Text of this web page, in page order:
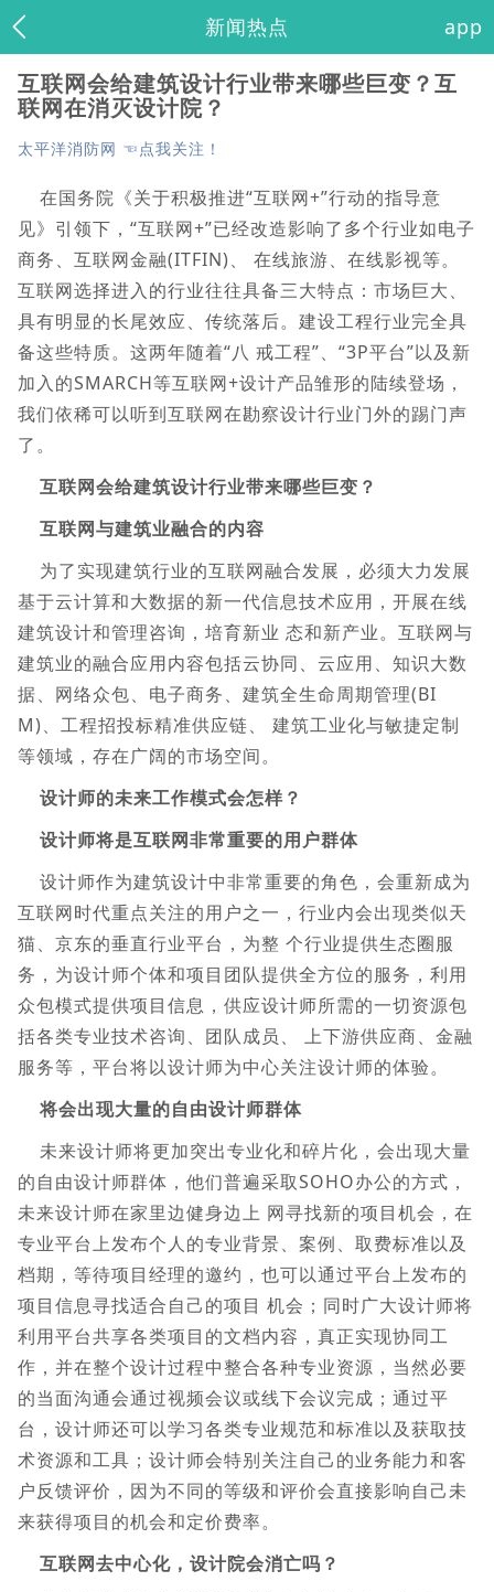
新闻热点 app
互联网会给建筑设计行业带来哪些巨变？互
联网在消灭设计院？
太平洋消防网 ☜点我关注！
在国务院《关于积极推进“互联网+”行动的指导意
见》引领下，“互联网+”已经改造影响了多个行业如电子
商务、互联网金融(ITFIN)、 在线旅游、在线影视等。
互联网选择进入的行业往往具备三大特点：市场巨大、
具有明显的长尾效应、传统落后。建设工程行业完全具
备这些特质。这两年随着“八 戒工程”、“3P平台”以及新
加入的SMARCH等互联网+设计产品雏形的陆续登场，
我们依稀可以听到互联网在勘察设计行业门外的踢门声
了。
互联网会给建筑设计行业带来哪些巨变？
互联网与建筑业融合的内容
为了实现建筑行业的互联网融合发展，必须大力发展
基于云计算和大数据的新一代信息技术应用，开展在线
建筑设计和管理咨询，培育新业 态和新产业。互联网与
建筑业的融合应用内容包括云协同、云应用、知识大数
据、网络众包、电子商务、建筑全生命周期管理(BI
M)、工程招投标精准供应链、 建筑工业化与敏捷定制
等领域，存在广阔的市场空间。
设计师的未来工作模式会怎样？
设计师将是互联网非常重要的用户群体
设计师作为建筑设计中非常重要的角色，会重新成为
互联网时代重点关注的用户之一，行业内会出现类似天
猫、京东的垂直行业平台，为整 个行业提供生态圈服
务，为设计师个体和项目团队提供全方位的服务，利用
众包模式提供项目信息，供应设计师所需的一切资源包
括各类专业技术咨询、团队成员、 上下游供应商、金融
服务等，平台将以设计师为中心关注设计师的体验。
将会出现大量的自由设计师群体
未来设计师将更加突出专业化和碎片化，会出现大量
的自由设计师群体，他们普遍采取SOHO办公的方式，
未来设计师在家里边健身边上 网寻找新的项目机会，在
专业平台上发布个人的专业背景、案例、取费标准以及
档期，等待项目经理的邀约，也可以通过平台上发布的
项目信息寻找适合自己的项目 机会；同时广大设计师将
利用平台共享各类项目的文档内容，真正实现协同工
作，并在整个设计过程中整合各种专业资源，当然必要
的当面沟通会通过视频会议或线下会议完成；通过平
台，设计师还可以学习各类专业规范和标准以及获取技
术资源和工具；设计师会特别关注自己的业务能力和客
户反馈评价，因为不同的等级和评价会直接影响自己未
来获得项目的机会和定价费率。
互联网去中心化，设计院会消亡吗？